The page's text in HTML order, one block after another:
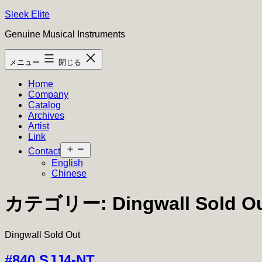
コ
テ
ン
ツ
Sleek Elite
Genuine Musical Instruments
メニュー 閉じる
Home
Company
Catalog
Archives
Artist
Link
Contact
ニ
ー
開
English
Chinese
カテゴリー: Dingwall Sold
Dingwall Sold Out